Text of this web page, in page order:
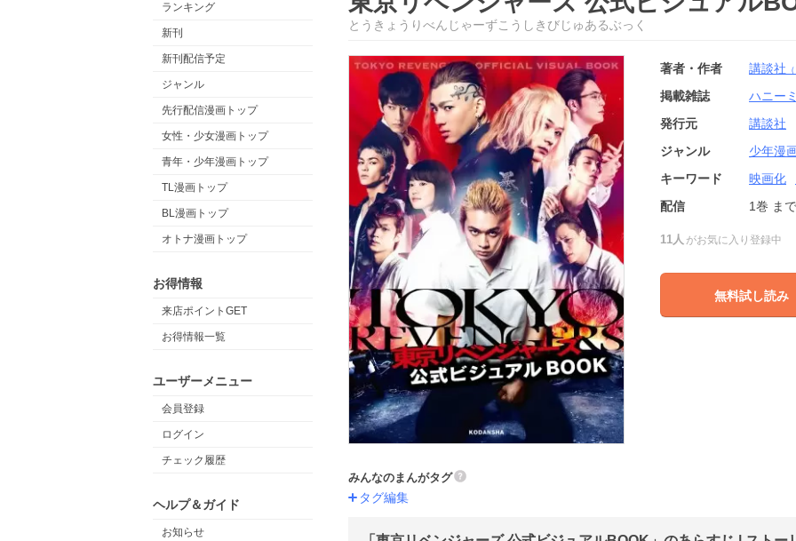
ランキング
新刊
新刊配信予定
ジャンル
先行配信漫画トップ
女性・少女漫画トップ
青年・少年漫画トップ
TL漫画トップ
BL漫画トップ
オトナ漫画トップ
お得情報
来店ポイントGET
お得情報一覧
ユーザーメニュー
会員登録
ログイン
チェック履歴
ヘルプ＆ガイド
お知らせ
とうきょうりべんじゃーずこうしきびじゅあるぶっく
著者・作者 講談社
掲載雑誌
ハニー
発行元
講談社
ジャンル
少年漫
キーワード
映画化
配信
1巻 ま
11人 がお気に入り登録中
無料試し読み
みんなのまんがタグ
タグ編集